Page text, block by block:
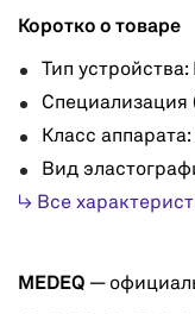
Коротко о товаре
Тип
Специализация
Класс
Вид
↳ Все
MEDEQ —